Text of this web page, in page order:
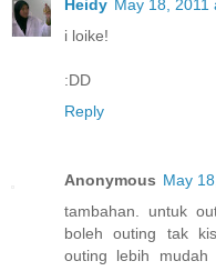
Heidy May 18, 2011
i loike!
:DD
Reply
Anonymous May
tambahan. untuk
boleh outing tak
outing lebih